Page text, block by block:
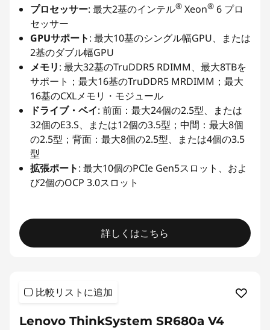
プロセッサー: 最大2基のインテル® Xeon® 6 プロ
セッサー
GPUサポート: 最大10基のシングル幅GPU、または
2基のダブル幅GPU
メモリ: 最大32基のTruDDR5 RDIMM、最大8TBを
サポート；最大16基のTruDDR5 MRDIMM；最大
16基のCXLメモリ・モジュール
ドライブ・ベイ: 前面：最大24個の2.5型、または
32個のE3.S、または12個の3.5型；中間：最大8個
の2.5型；背面：最大8個の2.5型、または4個の3.5
型
拡張ポート: 最大10個のPCIe Gen5スロット、およ
び2個のOCP 3.0スロット
詳しくはこちら
比較リストに追加
Lenovo ThinkSystem SR680a V4